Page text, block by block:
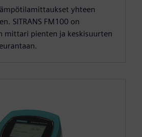
yhteen
SITRANS FM100 on
mittari pienten ja keskisuurten